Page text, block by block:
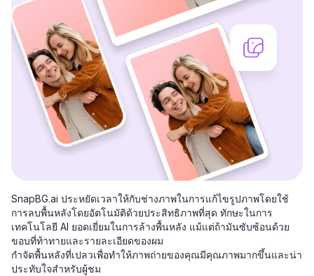
SnapBG.ai ประหยัดเวลาให้กับช่างภาพในการแก้ไขรูปภาพโดยใช้
การลบพื้นหลังโดยอัตโนมัติด้วยประสิทธิภาพที่สุด ทักษะในการ
เทคโนโลยี AI ยอดเยี่ยมในการล้างพื้นหลัง แม้แต่ถ้ามันซับซ้อนด้วย
ขอบที่ท้าทายและรายละเอียดของผม
กำจัดพื้นหลังที่เปลวเพื่อทำให้ภาพถ่ายของคุณมีคุณภาพมากขึ้นและน่า
ประทับใจสำหรับผู้ชม